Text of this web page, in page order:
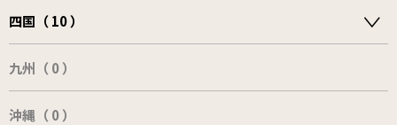
四国（ 10 ）
九州（ 0 ）
沖縄（ 0 ）